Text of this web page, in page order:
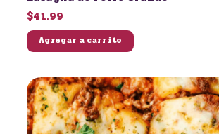
$41.99
Agregar a carrito